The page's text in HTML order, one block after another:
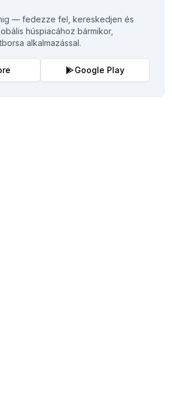
— fedezze fel, kereskedjen és
húspiacához bármikor,
alkalmazással.
Google Play